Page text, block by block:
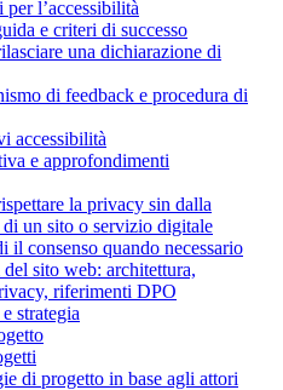
l’accessibilità
e criteri di successo
una dichiarazione di
di feedback e procedura di
accessibilità
e approfondimenti
la privacy sin dalla
di un sito o servizio digitale
il consenso quando necessario
sito web: architettura,
riferimenti DPO
strategia
di progetto in base agli attori